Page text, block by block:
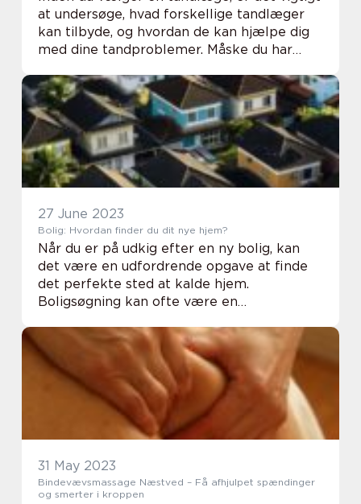
at undersøge, hvad forskellige tandlæger
kan tilbyde, og hvordan de kan hjælpe dig
med dine tandproblemer. Måske du har
27 June 2023
Bolig: Hvordan finder du dit nye hjem?
Når du er på udkig efter en ny bolig, kan
det være en udfordrende opgave at finde
det perfekte sted at kalde hjem.
Boligsøgning kan ofte være en
hvis du ikke ved, hvad...
31 May 2023
Bindevævsmassage Næstved – Få afhjulpet spændinger
og smerter i kroppen